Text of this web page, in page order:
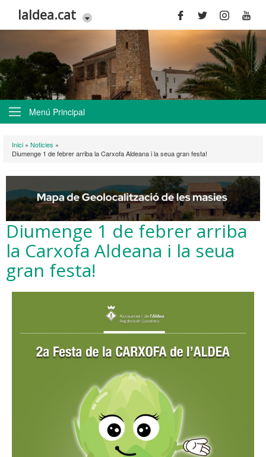
laldea.cat
Menú Principal
Esteu aquí
Inici » Noticies »
Diumenge 1 de febrer arriba la Carxofa Aldeana i la seua gran festa!
Diumenge 1 de febrer arriba
la Carxofa Aldeana i la seua
gran festa!